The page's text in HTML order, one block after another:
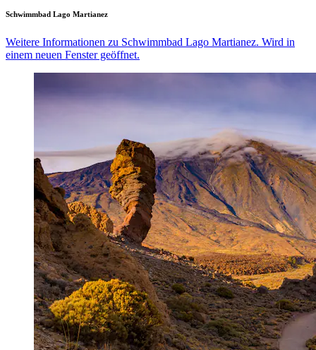
Schwimmbad Lago Martianez
Weitere Informationen zu Schwimmbad Lago Martianez. Wird in
einem neuen Fenster geöffnet.